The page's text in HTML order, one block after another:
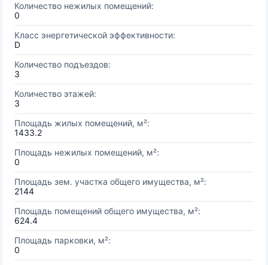
Количество нежилых помещений:
0
Класс энергетической эффективности:
D
Количество подъездов:
3
Количество этажей:
3
Площадь жилых помещений, м²:
1433.2
Площадь нежилых помещений, м²:
0
Площадь зем. участка общего имущества, м²:
2144
Площадь помещений общего имущества, м²:
624.4
Площадь парковки, м²:
0